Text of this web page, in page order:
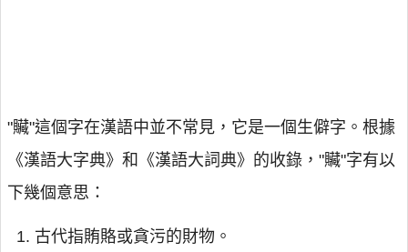
"贜"這個字在漢語中並不常見，它是一個生僻字。根據
《漢語大字典》和《漢語大詞典》的收錄，"贜"字有以
下幾個意思：
古代指賄賂或貪污的財物。